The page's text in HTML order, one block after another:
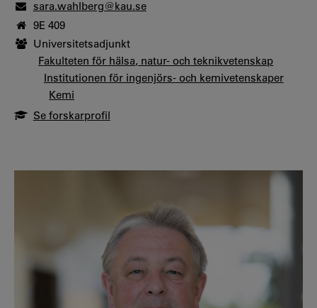
sara.wahlberg@kau.se
9E 409
Universitetsadjunkt
Fakulteten för hälsa, natur- och teknikvetenskap
Institutionen för ingenjörs- och kemivetenskaper
Kemi
Se forskarprofil